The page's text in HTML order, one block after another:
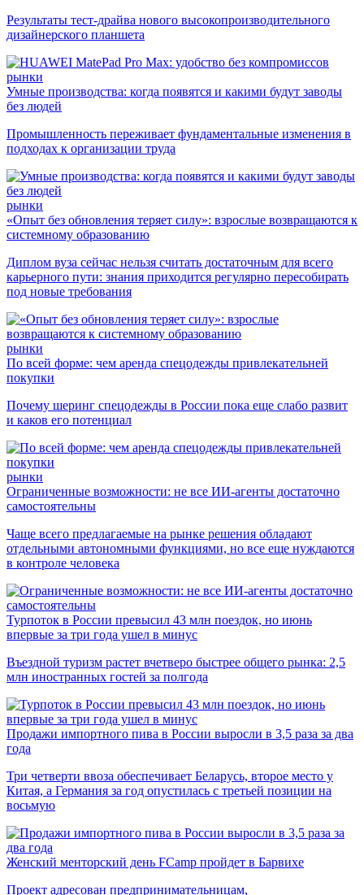
Результаты тест-драйва нового высокопроизводительного
дизайнерского планшета
рынки
Умные производства: когда появятся и какими будут заводы
без людей
Промышленность переживает фундаментальные изменения в
подходах к организации труда
рынки
«Опыт без обновления теряет силу»: взрослые возвращаются к
системному образованию
Диплом вуза сейчас нельзя считать достаточным для всего
карьерного пути: знания приходится регулярно пересобирать
под новые требования
рынки
По всей форме: чем аренда спецодежды привлекательней
покупки
Почему шеринг спецодежды в России пока еще слабо развит
и каков его потенциал
рынки
Ограниченные возможности: не все ИИ-агенты достаточно
самостоятельны
Чаще всего предлагаемые на рынке решения обладают
отдельными автономными функциями, но все еще нуждаются
в контроле человека
Турпоток в России превысил 43 млн поездок, но июнь
впервые за три года ушел в минус
Въездной туризм растет вчетверо быстрее общего рынка: 2,5
млн иностранных гостей за полгода
Продажи импортного пива в России выросли в 3,5 раза за два
года
Три четверти ввоза обеспечивает Беларусь, второе место у
Китая, а Германия за год опустилась с третьей позиции на
восьмую
Женский менторский день FCamp пройдет в Барвихе
Проект адресован предпринимательницам,